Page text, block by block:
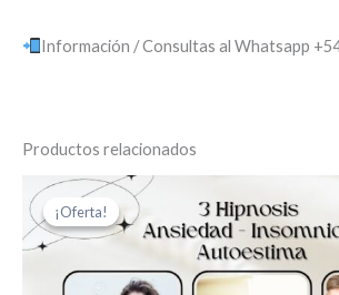
Información / Consultas al Whatsapp
Productos relacionados
¡Oferta!
¡Oferta!
precio
original
era:
$AR 65.000.